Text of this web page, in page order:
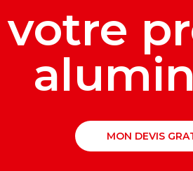
votre
MON DEVIS